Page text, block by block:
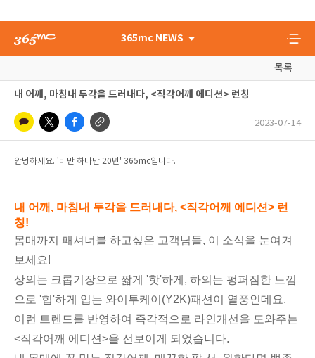
365mc NEWS
목록
내 어깨, 마침내 두각을 드러내다, <직각어깨 에디션> 런칭
2023-07-14
안녕하세요. '비만 하나만 20년' 365mc입니다.
내 어깨, 마침내 두각을 드러내다, <직각어깨 에디션> 런
칭!
몸매까지 패셔너블 하고싶은 고객님들, 이 소식을 눈여겨
보세요!
상의는 크롭기장으로 짧게 '핫'하게, 하의는 펑퍼짐한 느낌
으로 '힙'하게 입는 와이투케이(Y2K)패션이 열풍인데요.
이런 트렌드를 반영하여 즉각적으로 라인개선을 도와주는
<직각어깨 에디션>을 선보이게 되었습니다.